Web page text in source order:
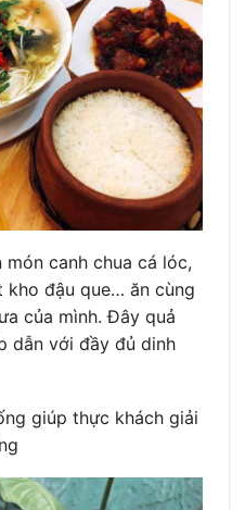
canh chua cá lóc,
kho đậu que… ăn cùng
của mình. Đây quả
dẫn với đầy đủ dinh
giúp thực khách giải